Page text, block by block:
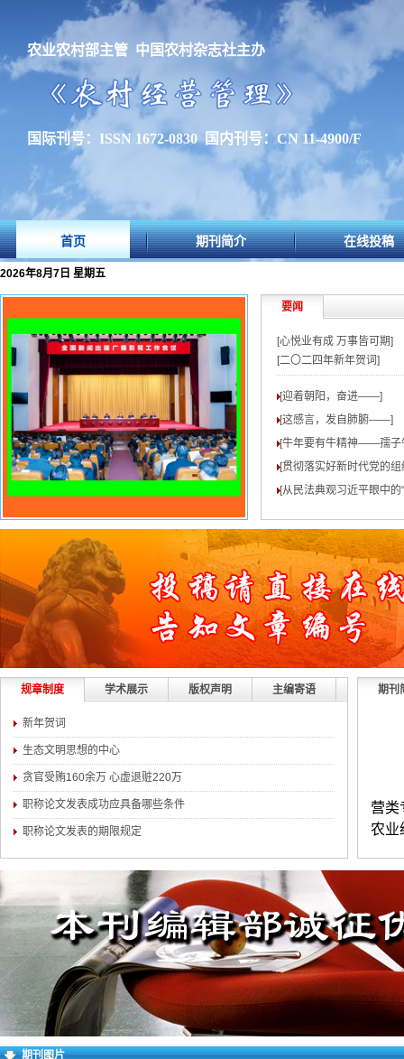
农业农村部主管 中国农村杂志社主办
国际刊号：ISSN 1672-0830 国内刊号：CN 11-4900/F
首页 期刊简介 在线投稿
2026年8月7日 星期五
要闻
[心悦业有成 万事皆可期]
[二〇二四年新年贺词]
[迎着朝阳，奋进——]
[这感言，发自肺腑——]
[牛年要有牛精神——孺子
[贯彻落实好新时代党的组
[从民法典观习近平眼中的
规章制度 学术展示 版权声明 主编寄语
新年贺词
生态文明思想的中心
贪官受贿160余万 心虚退赃220万
职称论文发表成功应具备哪些条件
职称论文发表的期限规定
期刊
营类
农业
练。
不超
民族
证无
进行
填写
期刊图片